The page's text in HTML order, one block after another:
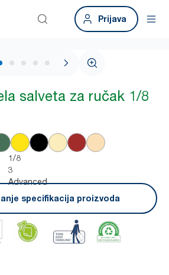
Prijava
1 / 5
salveta za ručak 1/8
1/8
3
Advanced
specifikacija proizvoda